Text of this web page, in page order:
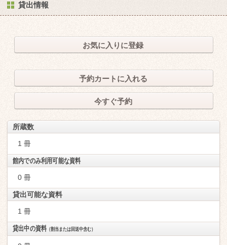
貸出情報
お気に入りに登録
予約カートに入れる
今すぐ予約
所蔵数
1 冊
館内でのみ利用可能な資料
0 冊
貸出可能な資料
1 冊
貸出中の資料（割当または回送中含む）